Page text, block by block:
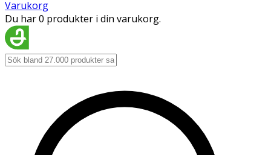
Varukorg
Du har 0 produkter i din varukorg.